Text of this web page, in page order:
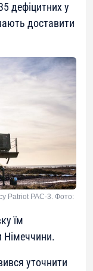
дефіцитних у
доставити
Patriot PAC-3. Фото:
їм
Німеччини.
уточнити